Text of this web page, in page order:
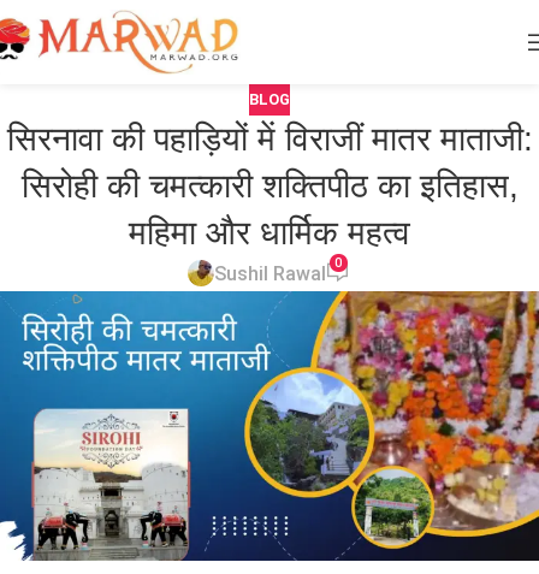
BLOG
सिरनावा की पहाड़ियों में विराजीं मातर माताजी:
सिरोही की चमत्कारी शक्तिपीठ का इतिहास,
महिमा और धार्मिक महत्व
Sushil Rawal 0